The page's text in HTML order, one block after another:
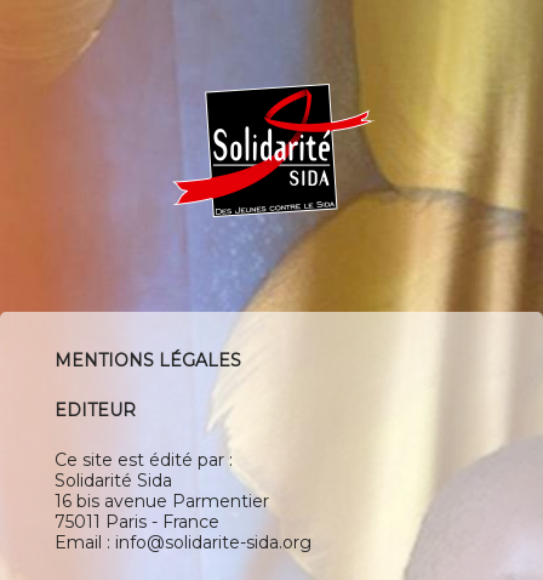
MENTIONS LÉGALES
EDITEUR
Ce site est édité par :
Solidarité Sida
16 bis avenue Parmentier
75011 Paris - France
Email : info@solidarite-sida.org